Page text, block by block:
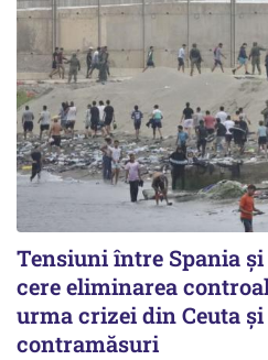
Tensiuni între Spania
cere eliminarea
urma crizei din Ceuta
contramăsuri